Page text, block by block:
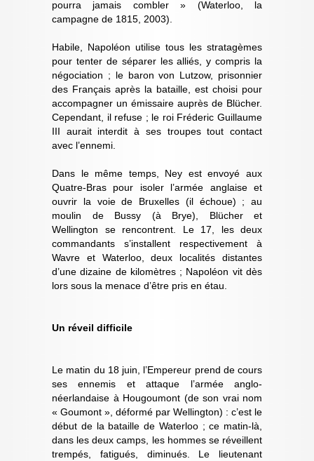
pourra jamais combler » (Waterloo, la
campagne de 1815, 2003).
Habile, Napoléon utilise tous les stratagèmes
pour tenter de séparer les alliés, y compris la
négociation ; le baron von Lutzow, prisonnier
des Français après la bataille, est choisi pour
accompagner un émissaire auprès de Blücher.
Cependant, il refuse ; le roi Fréderic Guillaume
III aurait interdit à ses troupes tout contact
avec l’ennemi.
Dans le même temps, Ney est envoyé aux
Quatre-Bras pour isoler l’armée anglaise et
ouvrir la voie de Bruxelles (il échoue) ; au
moulin de Bussy (à Brye), Blücher et
Wellington se rencontrent. Le 17, les deux
commandants s’installent respectivement à
Wavre et Waterloo, deux localités distantes
d’une dizaine de kilomètres ; Napoléon vit dès
lors sous la menace d’être pris en étau.
Un réveil difficile
Le matin du 18 juin, l’Empereur prend de cours
ses ennemis et attaque l’armée anglo-
néerlandaise à Hougoumont (de son vrai nom
« Goumont », déformé par Wellington) : c’est le
début de la bataille de Waterloo ; ce matin-là,
dans les deux camps, les hommes se réveillent
trempés, fatigués, diminués. Le lieutenant